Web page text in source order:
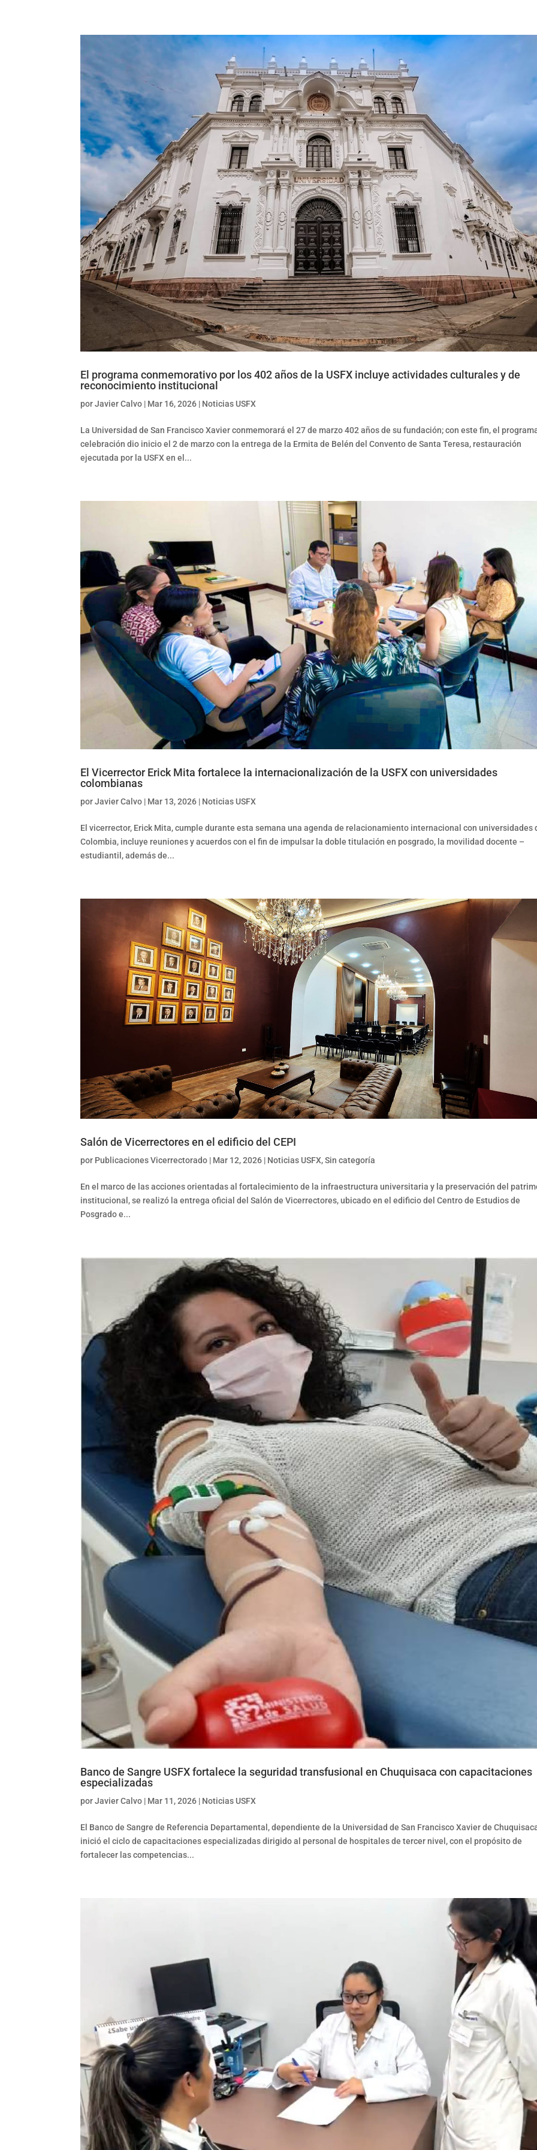
El programa conmemorativo por los 402 años de la USFX incluye actividades culturales y de
reconocimiento institucional
porJavier Calvo | Mar 16, 2026 | Noticias USFX
La Universidad de San Francisco Xavier conmemorará el 27 de marzo 402 años de su fundación; con este fin, el
celebración dio inicio el 2 de marzo con la entrega de la Ermita de Belén del Convento de Santa Teresa, restauración
ejecutada por la USFX en el...
El Vicerrector Erick Mita fortalece la internacionalización de la USFX con universidades
colombianas
porJavier Calvo | Mar 13, 2026 | Noticias USFX
El vicerrector, Erick Mita, cumple durante esta semana una agenda de relacionamiento internacional con universidades
Colombia, incluye reuniones y acuerdos con el fin de impulsar la doble titulación en posgrado, la movilidad docente –
estudiantil, además de...
Salón de Vicerrectores en el edificio del CEPI
por Publicaciones Vicerrectorado | Mar 12, 2026 | Noticias USFX,Sin categoría
En el marco de las acciones orientadas al fortalecimiento de la infraestructura universitaria y la preservación del
institucional, se realizó la entrega oficial del Salón de Vicerrectores, ubicado en el edificio del Centro de Estudios de
Posgrado e...
Banco de Sangre USFX fortalece la seguridad transfusional en Chuquisaca con capacitaciones
especializadas
porJavier Calvo | Mar 11, 2026 | Noticias USFX
El Banco de Sangre de Referencia Departamental, dependiente de la Universidad de San Francisco Xavier de
inició el ciclo de capacitaciones especializadas dirigido al personal de hospitales de tercer nivel, con el propósito de
fortalecer las competencias...